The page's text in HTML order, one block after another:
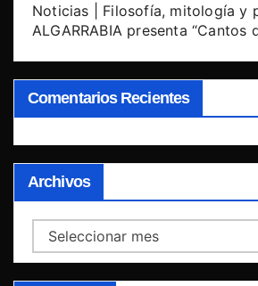
Noticias | Filosofía, mitología y
ALGARRABIA presenta “Cantos
Comentarios Recientes
Archivos
Archivos